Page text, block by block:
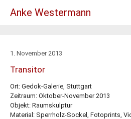
InhaltAnke Westermann
1. November 2013
Transitor
Ort: Gedok-Galerie, Stuttgart
Zeitraum: Oktober-November 2013
Objekt: Raumskulptur
Material: Sperrholz-Sockel, Fotoprints,